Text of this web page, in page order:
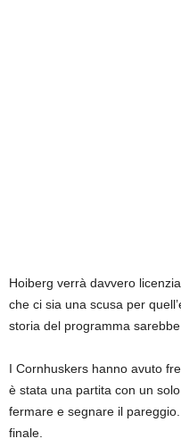
Hoiberg verrà davvero
che ci sia una scusa per
storia del programma sarebbe
I Cornhuskers hanno avuto
è stata una partita con un
fermare e segnare il
finale.